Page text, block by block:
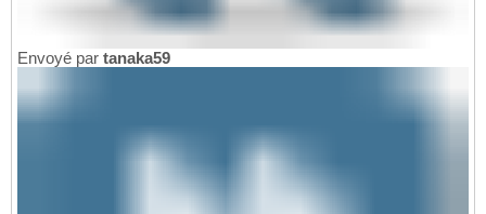
Envoyé par tanaka59